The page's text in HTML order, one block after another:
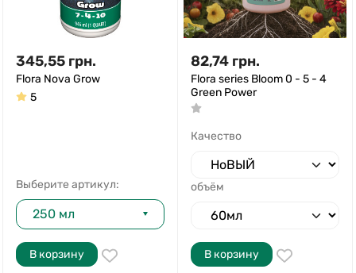
345,55 грн.
Flora Nova Grow
5
Выберите артикул:
250 мл
В корзину
82,74 грн.
Flora series Bloom 0 - 5 - 4
Green Power
Качество
объём
В корзину